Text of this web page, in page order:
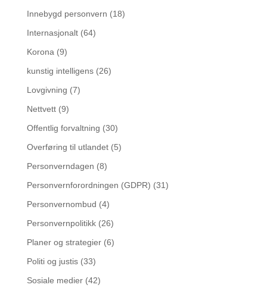
Innebygd personvern (18)
Internasjonalt(64)
Korona (9)
kunstig intelligens(26)
Lovgivning (7)
Nettvett(9)
Offentlig forvaltning (30)
Overføring til utlandet(5)
Personverndagen (8)
Personvernforordningen (GDPR) (31)
Personvernombud (4)
Personvernpolitikk(26)
Planer og strategier(6)
Politi og justis(33)
Sosiale medier(42)